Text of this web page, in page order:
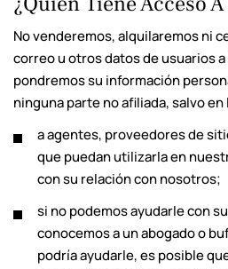
No venderemos, alquilaremos ni
correo u otros datos de usuarios
pondremos su información
ninguna parte no afiliada, salvo
a agentes, proveedores de
que puedan utilizarla en
con su relación con nosotros;
si no podemos ayudarle con
conocemos a un abogado o
podría ayudarle, es posible